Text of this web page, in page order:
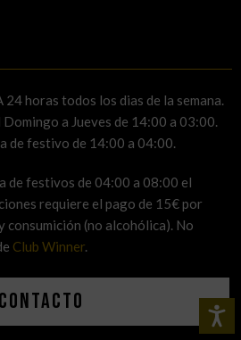
24 horas todos los dias de la semana.
Domingo a Jueves de 14:00 a 03:00.
de festivo de 14:00 a 04:00.
de festivos de 04:00 a 08:00 el
requiere el pago de 15€ por
consumición (no alcohólica). No
Club Winner.
Contacto